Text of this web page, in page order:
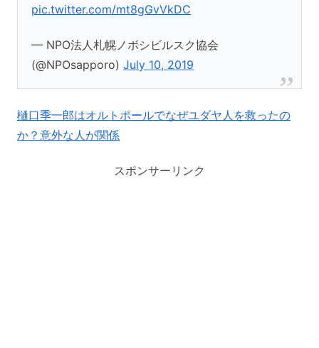
pic.twitter.com/mt8gGvVkDC
— NPO法人札幌ノボシビルスク協会
(@NPOsapporo)July 10, 2019
樋口季一郎はオルトポールでなぜユダヤ人を救ったの
か？意外な人が関係
スポンサーリンク